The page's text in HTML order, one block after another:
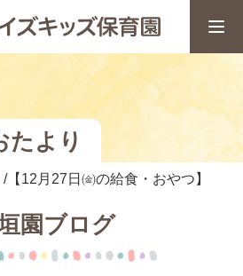
たより
【12月27日㈮の給食・おやつ】
園ブログ